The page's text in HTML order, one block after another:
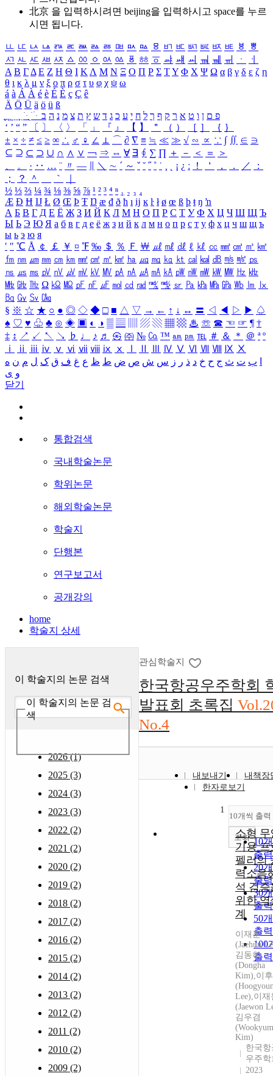
北京 을 입력하시려면 beijing을 입력하시고 space를 누르
시면 됩니다.
ㅥ ㅦ ㅧ ㅨ ㅩ ㅪ ㅫ ㅬ ㅭ ㅮ ㅯ ㅰ ㅱ ㅲ ㅳ ㅴ ㅵ ㅶ ㅷ ㅸ
ㅹ
ㅺ ㅻ ㅼ ㅽ ㅾ ㅿ ㆀ ㆁ ㆂ ㆃ ㆄ ㆅ ㆆ ㆇ ㆈ ㆉ ㆊ ㆋ ㆌ ㆍ
ㆎ
Α Β ΓΔ Ε Ζ Η Θ Ι ΚΛ Μ Ν Ξ Ο Π Ρ Σ ΤΥ Φ Χ Ψ Ω α β γ δ ε ζ η
θ ι κ λ μ ν ξ ο π ρ σ τ υ φ χ ψ ω
á à Á À é è É È ç Ç ê
Ä Ö Ü ä ö ü ß
ִֶֹ ֻּ ׁׂ פ ם ן ו ט א ר ק ף ך ל ח י ע כ ג ד ש ץ ת צ מ נ ה ב
‘ ’ “ ” 〔 〕 〈 〉 「 」 『 』 【 】 ＂ （ ） ［ ］ ｛ ｝
± × ÷ ≠ ≤ ≥ ∞ ∴ ♂ ♀ ∠ ⊥ ⌒ ∂ ∇ ≡ ≒ ≪ ≫ √ ∽ ∝ ∵ ∫ ∬ ∈ ∋
⊆ ⊇ ⊂ ⊃ ∪ ∩ ∧ ∨ ￢ ⇒ ⇔ ∀ ∃ ∮ ∑ ∏ ＋ － ＜ ＝
＞
、
。 · ‥ … ¨ 〃 ― ＼ ∼ ´ ～ ˇ ˘ ˝ ˚ ˙ ¸ ¡ ¿ ː ！ ＇ ， ． ／
：
；
？ ＾ ｀
½ ⅓ ⅔ ¼ ¾ ⅛ ⅜ ⅝ ⅞ ¹ ² ³ ⁴ ⁿ ₁ ₂ ₃ ₄
Æ Ð Ħ Ĳ Ł Ø Œ Þ Ŧ Ŋ æ đ ð ħ ı ĳ ĸ ŀ ł ø œ ß þ ŧ ŋ ŉ
А Б В Г Д Е Ё Ж З И Й К Л М Н О П Р С Т У Ф Х Ц Ч Ш Щ Ъ
Ы Ь Э Ю Я а б в г д е ё ж з и й к л м н о п р с т у ф х ц ч ш щ ъ
ы ь э ю я
′ ″ ℃ Å ￠ ￡ ￥ ¤ ℉ ‰ ＄ ％ Ｆ ￦ ㎕ ㎖ ㎗ ℓ ㎘ ㏄ ㎣ ㎤ ㎥ ㎦
㎙ ㎚ ㎛ ㎜ ㎝ ㎞ ㎟ ㎠ ㎡ ㎢ ㏊ ㎍ ㎎ ㎏ ㏏ ㎈ ㎉ ㏈ ㎧ ㎨ ㎰
㎱ ㎲ ㎳ ㎴ ㎵ ㎶ ㎷ ㎸ ㎹ ㎀ ㎁ ㎂ ㎃ ㎄ ㎺ ㎻ ㎽ ㎾ ㎿ ㎐ ㎑
㎒ ㎓ ㎔ Ω ㏀ ㏁ ㎊ ㎋ ㎌ ㏖ ㏅ ㎭ ㎮ ㎯ ㏛ ㎩ ㎪ ㎫ ㎬ ㏝ ㏐
㏓
㏃ ㏉ ㏜ ㏆
§ ※ ☆ ★ ○ ● ◎ ◇ ◆ □ ■ △ ▽ → ← ↑ ↓ ↔ 〓 ◁ ◀ ▷ ▶ ♤
♠ ♡ ♥ ♧ ♣ ⊙ ◈ ▣ ◐ ◑ ▒ ▤ ▨ ▧ ▦ ▩ ♨ ☏ ☎ ☜ ☞ ¶ †
‡ ↕ ↗ ↙ ↖ ↘ ♭ ♩ ♪ ♬ ㉿ ㈜ № ㏇ ™ ㏂ ㏘ ℡ ＃ ＆ ＊ ＠ ª º
ⅰ
ⅱ ⅲ ⅳ ⅴ ⅵ ⅶ ⅷ ⅸ ⅹ Ⅳ Ⅴ Ⅵ Ⅶ Ⅷ Ⅸ Ⅹ
ب ت ث ج ح خ د ذ ر ز س ش ص ض ط ظ ع غ ف ق ک ل م ن ه
و ی
닫기
통합검색
국내학술논문
학위논문
해외학술논문
학술지
단행본
연구보고서
공개강의
home
학술지 상세
이 학술지의 논문 검색
이 학술지의 논문 검
색
2026 (1)
2025 (3)
2024 (3)
2023 (3)
2022 (2)
2021 (2)
2020 (2)
2019 (2)
2018 (2)
2017 (2)
2016 (2)
2015 (2)
2014 (2)
2013 (2)
2012 (2)
2011 (2)
2010 (2)
2009 (2)
관심학술지
한국항공우주학회
발표회 초록집
No.4
내보내기
내책장
한자로보기
10개씩 출력
10
출력
20
출력
30
출력
50
출력
100
출력
조회
1
소형 무
기용 프
펠러의
력소음
석 검증
위한 역
계
이재훈
(Jaehun
김동하
(Dongha
Kim),이
Lee),이재
(Jaewon
김우겸
(Wookyum
Kim)
한국항
우주학
2023